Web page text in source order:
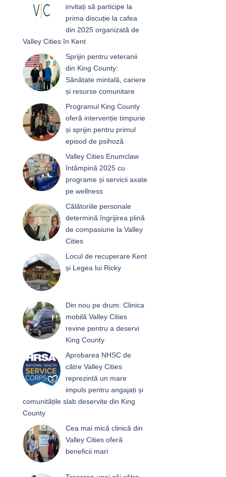
invitați să participe la
prima discuție la cafea
din 2025 organizată de
Valley Cities în Kent
Sprijin pentru veteranii
din King County:
Sănătate mintală, cariere
și resurse comunitare
Programul King County
oferă intervenție timpurie
și sprijin pentru primul
episod de psihoză
Valley Cities Enumclaw
întâmpină 2025 cu
programe și servicii axate
pe wellness
Călătoriile personale
determină îngrijirea plină
de compasiune la Valley
Cities
Locul de recuperare Kent
și Legea lui Ricky
Din nou pe drum: Clinica
mobilă Valley Cities
revine pentru a deservi
King County
Aprobarea NHSC de
către Valley Cities
reprezintă un mare
impuls pentru angajați și
comunitățile slab deservite din King
County
Cea mai mică clinică din
Valley Cities oferă
beneficii mari